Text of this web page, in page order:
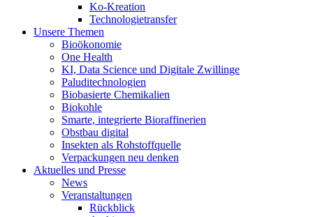
Ko-Kreation
Technologietransfer
Unsere Themen
Bioökonomie
One Health
KI, Data Science und Digitale Zwillinge
Paluditechnologien
Biobasierte Chemikalien
Biokohle
Smarte, integrierte Bioraffinerien
Obstbau digital
Insekten als Rohstoffquelle
Verpackungen neu denken
Aktuelles und Presse
News
Veranstaltungen
Rückblick